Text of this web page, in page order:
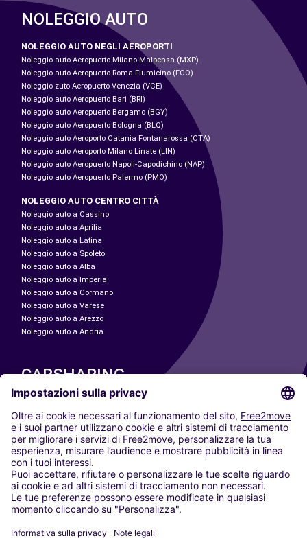
NOLEGGIO AUTO
NOLEGGIO AUTO NEGLI AEROPORTI
Noleggio auto Aeropuerto Milano Malpensa (MXP)
Noleggio auto Aeropuerto Roma Fiumicino (FCO)
Noleggio zuto Aeropuerto Venezia (VCE)
Noleggio auto Aeropuerto Bari (BRI)
Noleggio auto Aeropuerto Bergamo (BGY)
Noleggio auto Aeropuerto Bologna (BLQ)
Noleggio auto Aeroporto Catania Fontanarossa (CTA)
Noleggio auto Aeroporto Milano Linate (LIN)
Noleggio auto Aeropuerto Napoli-Capodichino (NAP)
Noleggio auto Aeropuerto Palermo (PMO)
NOLEGGIO AUTO CENTRO CITTÀ
Noleggio auto a Cassino
Noleggio auto a Aprilia
Noleggio auto a Latina
Noleggio auto a Spoleto
Noleggio auto a Alba
Noleggio auto a Imperia
Noleggio auto a Cormano
Noleggio auto a Varese
Noleggio auto a Arezzo
Noleggio auto a Andria
CARSHARING
LE NOSTRE CITTÀ
Paris
Madrid
Washington DC
Milano
Roma
Torino
Vienna
Berlino
Düsseldorf